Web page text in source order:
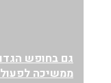
גם בחופש
ממשיכה